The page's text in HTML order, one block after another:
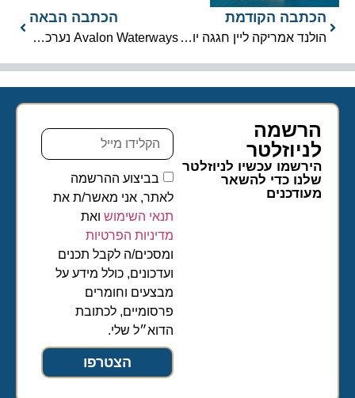
הכתבה הקודמת
הולנד אמריקה ליין חגגה יום הולדת 147
הכתבה הבאה
Avalon Waterways נערכת ל-2021
הרשמה
לניוזלטר​
הירשמו עכשיו לניוזלטר
שלנו כדי להשאר
מעודכנים
בביצוע ההרשמה
לאתר, אני מאשר/ת את
תנאי השימושואת
מדיניות הפרטיות
ומסכים/ה לקבל תכנים
ועדכונים, כולל מידע על
מבצעים וחומרים
פרסומיים, לכתובת
הדוא״ל שלי.
הצטרפו